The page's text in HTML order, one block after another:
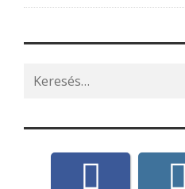
Search
for: